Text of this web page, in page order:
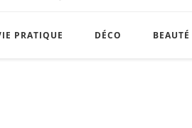
PRATIQUE DÉCO BEAUTÉ